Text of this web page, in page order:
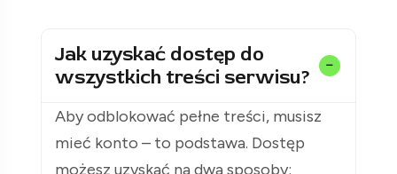
Jak uzyskać dostęp do
wszystkich treści serwisu?
Aby odblokować pełne treści, musisz
mieć konto – to podstawa. Dostęp
możesz uzyskać na dwa sposoby: